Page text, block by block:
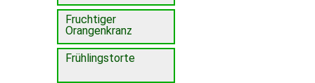
Fruchtiger
Orangenkranz
Frühlingstorte